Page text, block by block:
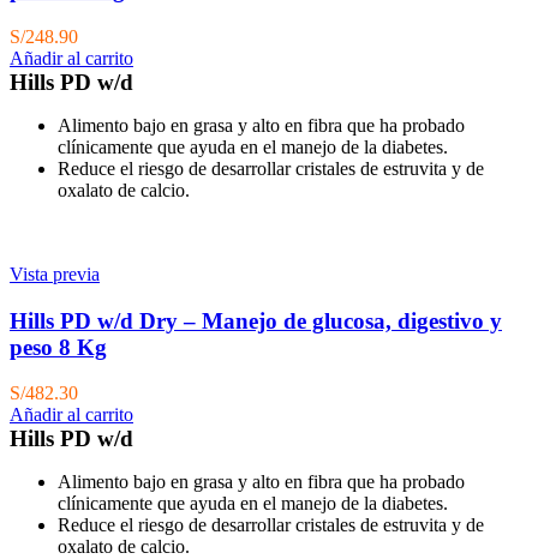
S/248.90
Añadir al carrito
Hills PD w/d
Alimento bajo en grasa y alto en fibra que ha probado
clínicamente que ayuda en el manejo de la diabetes.
Reduce el riesgo de desarrollar cristales de estruvita y de
oxalato de calcio.
Vista previa
Hills PD w/d Dry – Manejo de glucosa, digestivo y
peso 8 Kg
S/482.30
Añadir al carrito
Hills PD w/d
Alimento bajo en grasa y alto en fibra que ha probado
clínicamente que ayuda en el manejo de la diabetes.
Reduce el riesgo de desarrollar cristales de estruvita y de
oxalato de calcio.